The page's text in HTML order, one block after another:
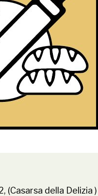
(Casarsa della Delizia )